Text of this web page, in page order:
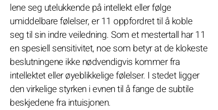
lene seg utelukkende på intellekt eller følge
umiddelbare følelser, er 11 oppfordret til å koble
seg til sin indre veiledning. Som et mestertall har 11
en spesiell sensitivitet, noe som betyr at de klokeste
beslutningene ikke nødvendigvis kommer fra
intellektet eller øyeblikkelige følelser. I stedet ligger
den virkelige styrken i evnen til å fange de subtile
beskjedene fra intuisjonen.